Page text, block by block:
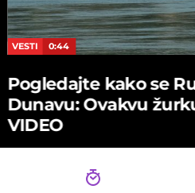
VESTI 0:44
Pogledajte kako se
Dunavu: Ovakvu
VIDEO